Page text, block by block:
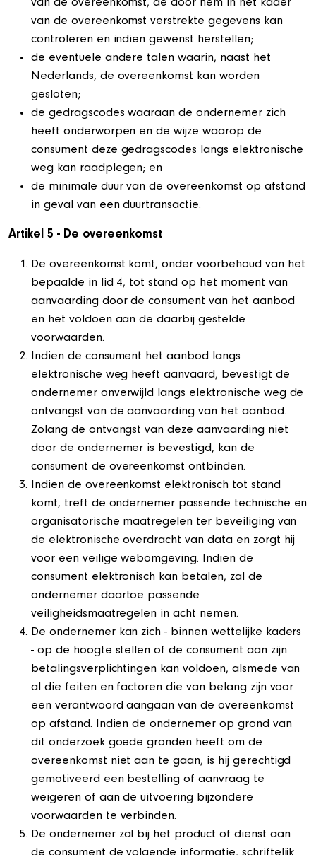
van de overeenkomst, de door hem in het kader
van de overeenkomst verstrekte gegevens kan
controleren en indien gewenst herstellen;
de eventuele andere talen waarin, naast het
Nederlands, de overeenkomst kan worden
gesloten;
de gedragscodes waaraan de ondernemer zich
heeft onderworpen en de wijze waarop de
consument deze gedragscodes langs elektronische
weg kan raadplegen; en
de minimale duur van de overeenkomst op afstand
in geval van een duurtransactie.
Artikel 5 - De overeenkomst
De overeenkomst komt, onder voorbehoud van het
bepaalde in lid 4, tot stand op het moment van
aanvaarding door de consument van het aanbod
en het voldoen aan de daarbij gestelde
voorwaarden.
Indien de consument het aanbod langs
elektronische weg heeft aanvaard, bevestigt de
ondernemer onverwijld langs elektronische weg de
ontvangst van de aanvaarding van het aanbod.
Zolang de ontvangst van deze aanvaarding niet
door de ondernemer is bevestigd, kan de
consument de overeenkomst ontbinden.
Indien de overeenkomst elektronisch tot stand
komt, treft de ondernemer passende technische en
organisatorische maatregelen ter beveiliging van
de elektronische overdracht van data en zorgt hij
voor een veilige webomgeving. Indien de
consument elektronisch kan betalen, zal de
ondernemer daartoe passende
veiligheidsmaatregelen in acht nemen.
De ondernemer kan zich - binnen wettelijke kaders
- op de hoogte stellen of de consument aan zijn
betalingsverplichtingen kan voldoen, alsmede van
al die feiten en factoren die van belang zijn voor
een verantwoord aangaan van de overeenkomst
op afstand. Indien de ondernemer op grond van
dit onderzoek goede gronden heeft om de
overeenkomst niet aan te gaan, is hij gerechtigd
gemotiveerd een bestelling of aanvraag te
weigeren of aan de uitvoering bijzondere
voorwaarden te verbinden.
De ondernemer zal bij het product of dienst aan